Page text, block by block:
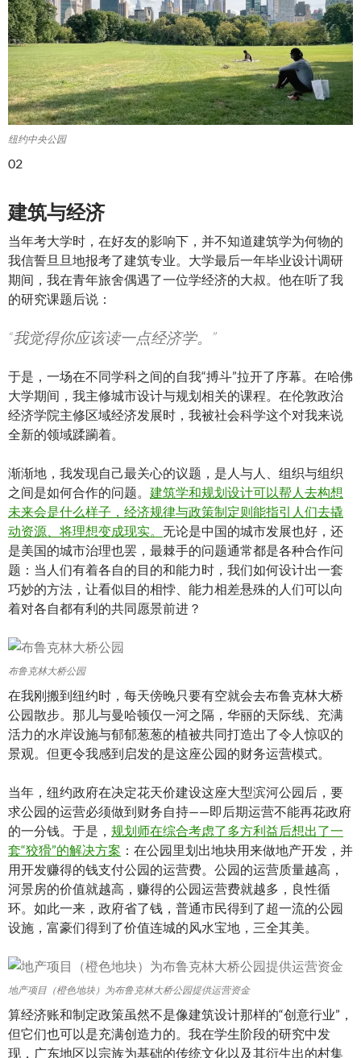
纽约中央公园
02
建筑与经济
当年考大学时，在好友的影响下，并不知道建筑学为何物的
我信誓旦旦地报考了建筑专业。大学最后一年毕业设计调研
期间，我在青年旅舍偶遇了一位学经济的大叔。他在听了我
的研究课题后说：
“我觉得你应该读一点经济学。”
于是，一场在不同学科之间的自我“搏斗”拉开了序幕。在哈佛
大学期间，我主修城市设计与规划相关的课程。在伦敦政治
经济学院主修区域经济发展时，我被社会科学这个对我来说
全新的领域蹂躏着。
渐渐地，我发现自己最关心的议题，是人与人、组织与组织
之间是如何合作的问题。 建筑学和规划设计可以帮人去构想
未来会是什么样子，经济规律与政策制定则能指引人们去撬
动资源、将理想变成现实。 无论是中国的城市发展也好，还
是美国的城市治理也罢，最棘手的问题通常都是各种合作问
题：当人们有着各自的目的和能力时，我们如何设计出一套
巧妙的方法，让看似目的相悖、能力相差悬殊的人们可以向
着对各自都有利的共同愿景前进？
布鲁克林大桥公园
在我刚搬到纽约时，每天傍晚只要有空就会去布鲁克林大桥
公园散步。那儿与曼哈顿仅一河之隔，华丽的天际线、充满
活力的水岸设施与郁郁葱葱的植被共同打造出了令人惊叹的
景观。但更令我感到启发的是这座公园的财务运营模式。
当年，纽约政府在决定花天价建设这座大型滨河公园后，要
求公园的运营必须做到财务自持——即后期运营不能再花政府
的一分钱。于是， 规划师在综合考虑了多方利益后想出了一
套“狡猾”的解决方案 ：在公园里划出地块用来做地产开发，并
用开发赚得的钱支付公园的运营费。公园的运营质量越高，
河景房的价值就越高，赚得的公园运营费就越多，良性循
环。如此一来，政府省了钱，普通市民得到了超一流的公园
设施，富豪们得到了价值连城的风水宝地，三全其美。
地产项目（橙色地块）为布鲁克林大桥公园提供运营资金
算经济账和制定政策虽然不是像建筑设计那样的“创意行业”，
但它们也可以是充满创造力的。我在学生阶段的研究中发
现，广东地区以宗族为基础的传统文化以及其衍生出的村集